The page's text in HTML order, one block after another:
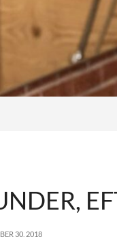
30, 2018